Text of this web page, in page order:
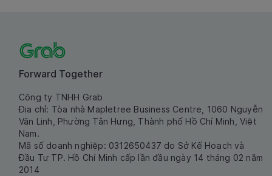
Forward Together
Công ty TNHH Grab
Địa chỉ: Tòa nhà Mapletree Business Centre, 1060 Nguyễn
Văn Linh, Phường Tân Hưng, Thành phố Hồ Chí Minh, Việt
Nam.
Mã số doanh nghiệp: 0312650437 do Sở Kế Hoạch và
Đầu Tư TP. Hồ Chí Minh cấp lần đầu ngày 14 tháng 02 năm
2014